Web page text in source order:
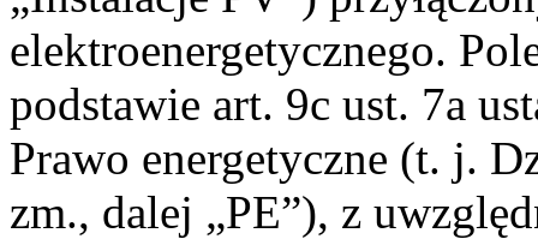
elektroenergetycznego.
podstawie art. 9c ust. 7a
Prawo energetyczne (t. j.
zm., dalej „PE”), z